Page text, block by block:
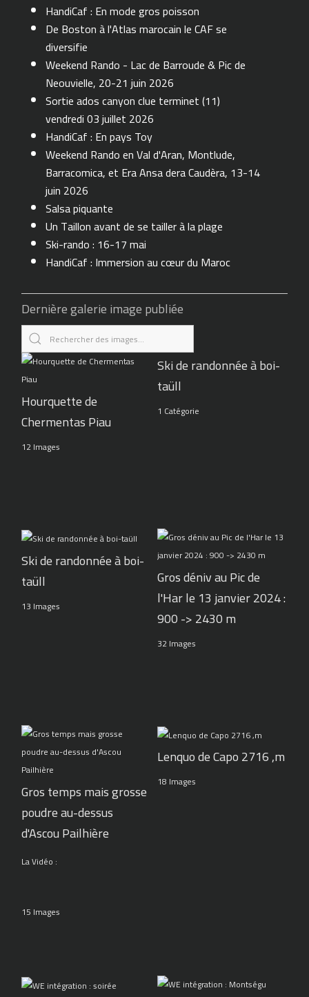
HandiCaf : En mode gros poisson
De Boston à l'Atlas marocain le CAF se
diversifie
Weekend Rando - Lac de Barroude & Pic de
Neouvielle, 20-21 juin 2026
Sortie ados canyon clue terminet (11)
vendredi 03 juillet 2026
HandiCaf : En pays Toy
Weekend Rando en Val d'Aran, Montlude,
Barracomica, et Era Ansa dera Caudèra, 13-14
juin 2026
Salsa piquante
Un Taillon avant de se tailler à la plage
Ski-rando : 16-17 mai
HandiCaf : Immersion au cœur du Maroc
Dernière galerie image publiée
Hourquette de
Chermentas Piau
12 Images
Ski de randonnée à boi-
taüll
1 Catégorie
Ski de randonnée à boi-
taüll
13 Images
Gros déniv au Pic de
l'Har le 13 janvier 2024 :
900 -> 2430 m
32 Images
Gros temps mais grosse
poudre au-dessus
d'Ascou Pailhière
La Vidéo :
15 Images
Lenquo de Capo 2716 ,m
18 Images